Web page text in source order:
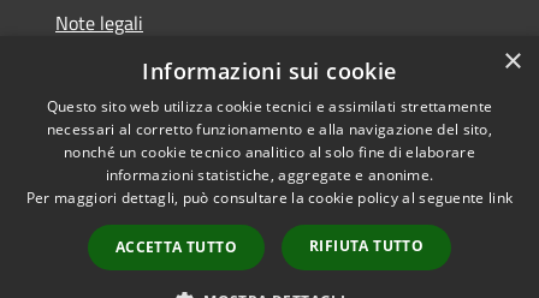
Note legali
Dichiarazione di accessibilità
Accessibilità
Copyright © 2026 • Comune di
Castellalto • Powered by
Municipium•
Accesso
redazione
×
Informazioni sui cookie
Questo sito web utilizza cookie tecnici e assimilati strettamente
necessari al corretto funzionamento e alla navigazione del sito,
nonché un cookie tecnico analitico al solo fine di elaborare
informazioni statistiche, aggregate e anonime.
Per maggiori dettagli, può consultare la cookie policy al seguente link
ACCETTA TUTTO RIFIUTA TUTTO